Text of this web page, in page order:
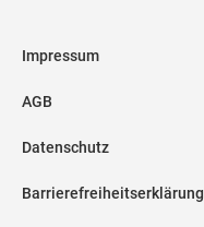
Impressum
AGB
Datenschutz
Barrierefreiheitserklärung